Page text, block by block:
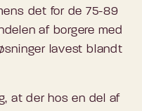
det for de 75-89
af borgere med
lavest blandt
at der hos en del af